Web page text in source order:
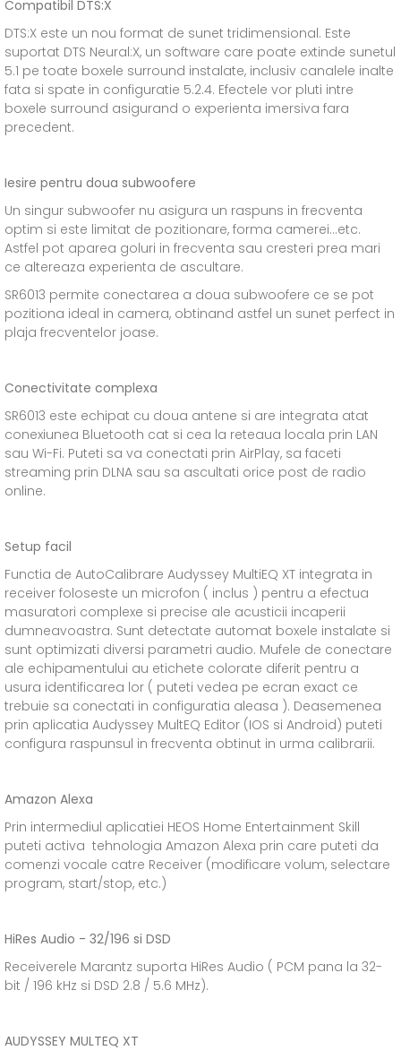
Compatibil DTS:X
DTS:X este un nou format de sunet tridimensional. Este
suportat DTS Neural:X, un software care poate extinde sunetul
5.1 pe toate boxele surround instalate, inclusiv canalele inalte
fata si spate in configuratie 5.2.4. Efectele vor pluti intre
boxele surround asigurand o experienta imersiva fara
precedent.
Iesire pentru doua subwoofere
Un singur subwoofer nu asigura un raspuns in frecventa
optim si este limitat de pozitionare, forma camerei...etc.
Astfel pot aparea goluri in frecventa sau cresteri prea mari
ce altereaza experienta de ascultare.
SR6013 permite conectarea a doua subwoofere ce se pot
pozitiona ideal in camera, obtinand astfel un sunet perfect in
plaja frecventelor joase.
Conectivitate complexa
SR6013 este echipat cu doua antene si are integrata atat
conexiunea Bluetooth cat si cea la reteaua locala prin LAN
sau Wi-Fi. Puteti sa va conectati prin AirPlay, sa faceti
streaming prin DLNA sau sa ascultati orice post de radio
online.
Setup facil
Functia de AutoCalibrare Audyssey MultiEQ XT integrata in
receiver foloseste un microfon ( inclus ) pentru a efectua
masuratori complexe si precise ale acusticii incaperii
dumneavoastra. Sunt detectate automat boxele instalate si
sunt optimizati diversi parametri audio. Mufele de conectare
ale echipamentului au etichete colorate diferit pentru a
usura identificarea lor ( puteti vedea pe ecran exact ce
trebuie sa conectati in configuratia aleasa ). Deasemenea
prin aplicatia Audyssey MultEQ Editor (IOS si Android) puteti
configura raspunsul in frecventa obtinut in urma calibrarii.
Amazon Alexa
Prin intermediul aplicatiei HEOS Home Entertainment Skill
puteti activa tehnologia Amazon Alexa prin care puteti da
comenzi vocale catre Receiver (modificare volum, selectare
program, start/stop, etc.)
HiRes Audio - 32/196 si DSD
Receiverele Marantz suporta HiRes Audio ( PCM pana la 32-
bit / 196 kHz si DSD 2.8 / 5.6 MHz).
AUDYSSEY MULTEQ XT